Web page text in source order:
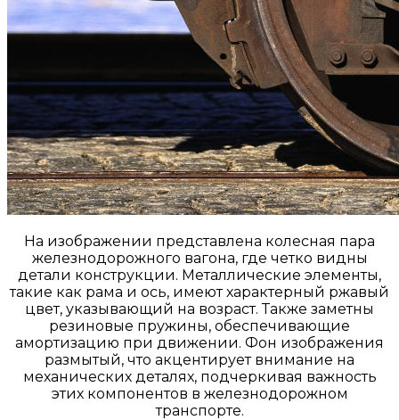
На изображении представлена колесная пара
железнодорожного вагона, где четко видны
детали конструкции. Металлические элементы,
такие как рама и ось, имеют характерный ржавый
цвет, указывающий на возраст. Также заметны
резиновые пружины, обеспечивающие
амортизацию при движении. Фон изображения
размытый, что акцентирует внимание на
механических деталях, подчеркивая важность
этих компонентов в железнодорожном
транспорте.